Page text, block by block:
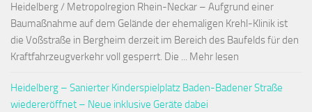
Heidelberg / Metropolregion Rhein-Neckar – Aufgrund einer
Baumaßnahme auf dem Gelände der ehemaligen Krehl-Klinik ist
die Voßstraße in Bergheim derzeit im Bereich des Baufelds für den
Kraftfahrzeugverkehr voll gesperrt. Die ... Mehr lesen
Heidelberg – Sanierter Kinderspielplatz Baden-Badener Straße
wiedereröffnet – Neue inklusive Geräte dabei